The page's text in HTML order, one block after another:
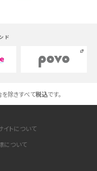
メリットを詳しく紹介
る対処法や見直すポイントを解
ド
除きすべて税込です。
イトについて
について